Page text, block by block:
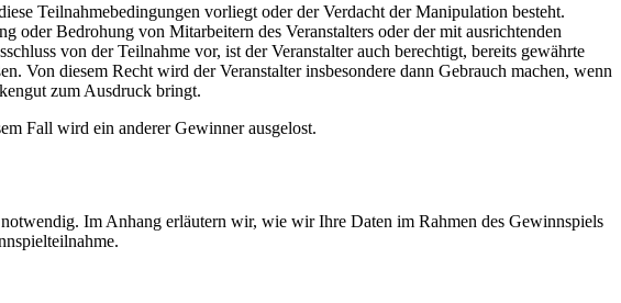
Teilnahmebedingungen vorliegt oder der Verdacht der Manipulation besteht.
oder Bedrohung von Mitarbeitern des Veranstalters oder der mit ausrichtenden
von der Teilnahme vor, ist der Veranstalter auch berechtigt, bereits gewährte
Von diesem Recht wird der Veranstalter insbesondere dann Gebrauch machen, wenn
zum Ausdruck bringt.
Fall wird ein anderer Gewinner ausgelost.
Im Anhang erläutern wir, wie wir Ihre Daten im Rahmen des Gewinnspiels